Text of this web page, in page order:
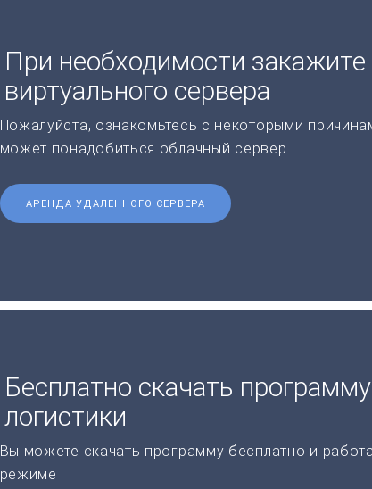
При необходимости закажите
виртуального сервера
Пожалуйста, ознакомьтесь с некоторыми
может понадобиться облачный сервер.
АРЕНДА УДАЛЕННОГО СЕРВЕРА
Бесплатно скачать
логистики
Вы можете скачать программу бесплатно и
режиме